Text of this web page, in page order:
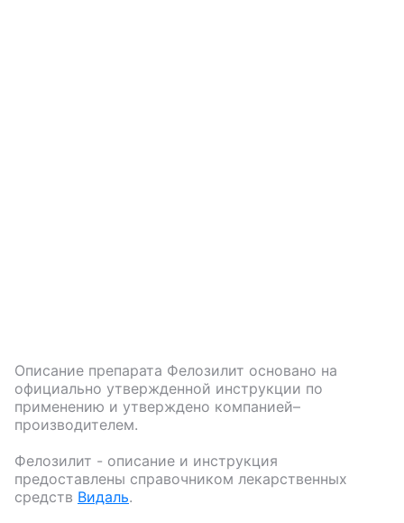
Описание препарата Фелозилит основано на
официально утвержденной инструкции по
применению и утверждено компанией–
производителем.
Фелозилит - описание и инструкция
предоставлены справочником лекарственных
средств Видаль.